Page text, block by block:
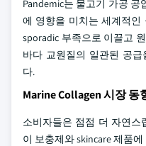
Pandemic는 물고기 가공
에 영향을 미치는 세계적인
sporadic 부족으로 이끌고
바다 교원질의 일관된 공
다.
Marine Collagen 시장 동
소비자들은 점점 더 자연스
이 보충제와 skincare 제품